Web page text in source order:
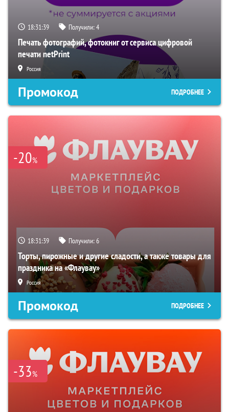
18:31:38 Получили:4
Печать фотографий, фотокниг от сервиса цифровой
печати netPrint
Россия
Промокод ПОДРОБНЕЕ
-20%
18:31:38 Получили:6
Торты, пирожные и другие сладости, а также товары для
праздника на «Флаувау»
Россия
Промокод ПОДРОБНЕЕ
-33%